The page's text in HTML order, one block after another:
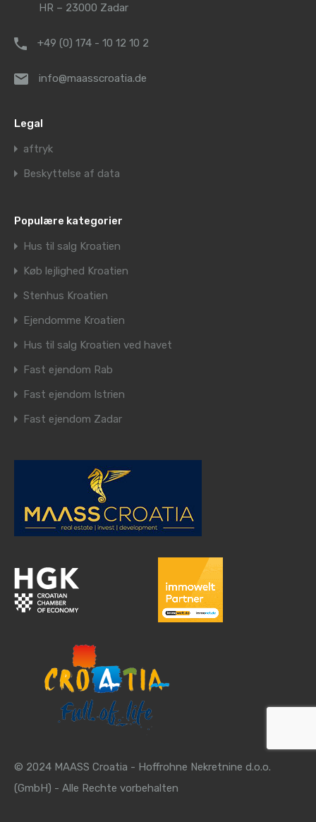
HR – 23000 Zadar
+49 (0) 174 - 10 12 10 2
info@maasscroatia.de
Legal
aftryk
Beskyttelse af data
Populære kategorier
Hus til salg Kroatien
Køb lejlighed Kroatien
Stenhus Kroatien
Ejendomme Kroatien
Hus til salg Kroatien ved havet
Fast ejendom Rab
Fast ejendom Istrien
Fast ejendom Zadar
© 2024 MAASS Croatia - Hoffrohne Nekretnine d.o.o.
(GmbH) - Alle Rechte vorbehalten